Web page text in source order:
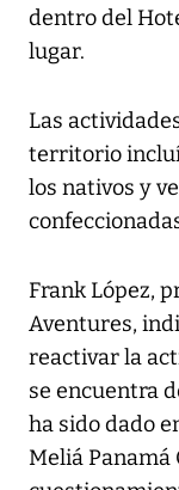
dentro del
lugar.
Las
territorio
los nativos y
Frank López,
Aventures,
reactivar la
se encuentra
ha sido dado
Meliá Panamá